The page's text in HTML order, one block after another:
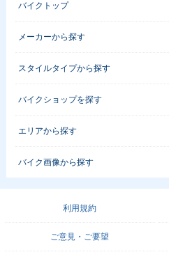
バイクトップ
メーカーから探す
スタイルタイプから探す
バイクショップを探す
エリアから探す
バイク画像から探す
利用規約
ご意見・ご要望